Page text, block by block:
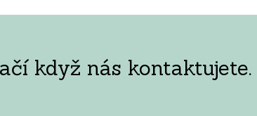
když nás kontaktujete.